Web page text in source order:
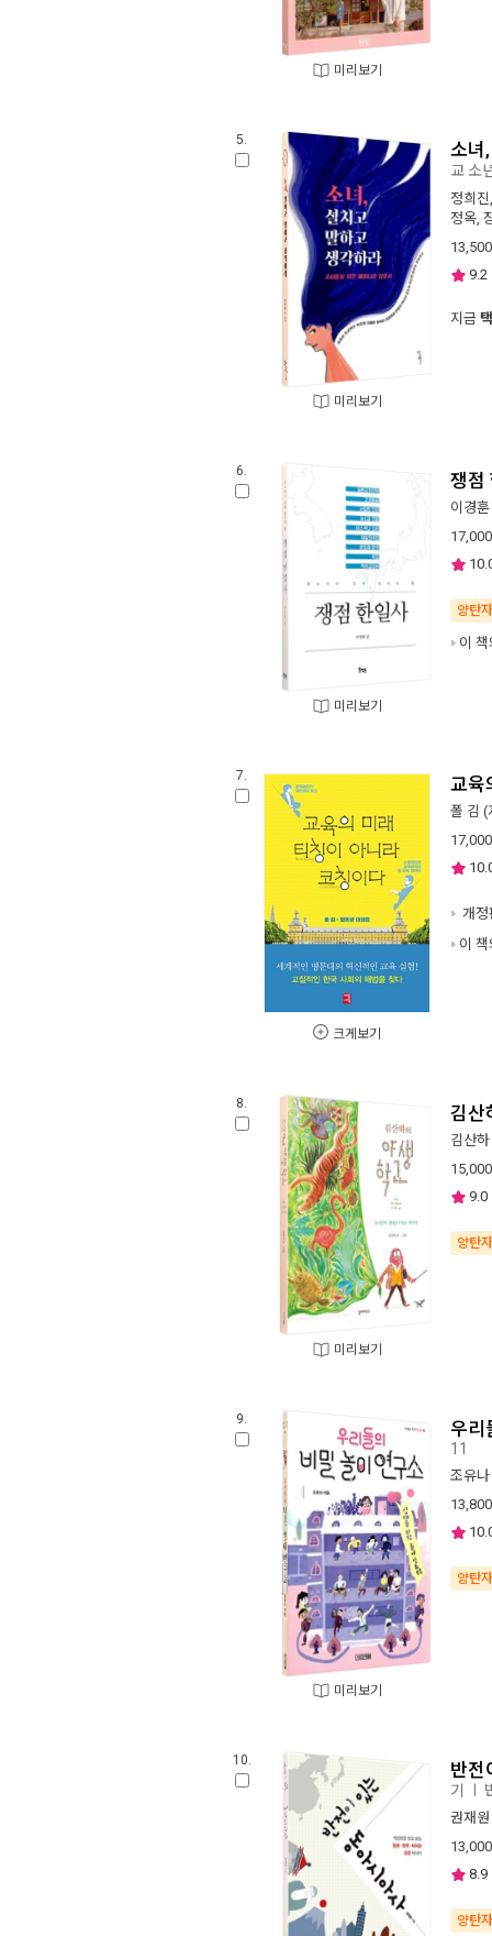
미리보기
5.
미리보기
소녀
교 소
정희진
정옥
13,500
9.2
지금
6.
미리보기
쟁점
이경훈
17,000
양탄
이
7.
크게보기
교육
폴 김 (
17,000
개정
이
8.
미리보기
김산
김산하
15,000
9.0
양탄
9.
미리보기
우리
11
조유나
13,800
양탄
10. 반전
기 ㅣ
권재원
13,000
8.9
양탄